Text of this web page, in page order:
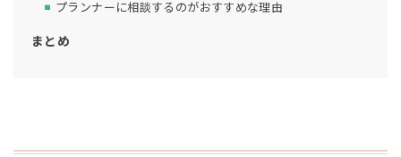
プランナーに相談するのがおすすめな理由
まとめ